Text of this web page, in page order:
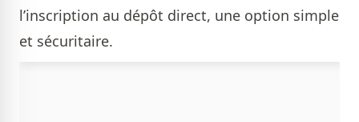
l’inscription au dépôt direct, une option simple
et sécuritaire.